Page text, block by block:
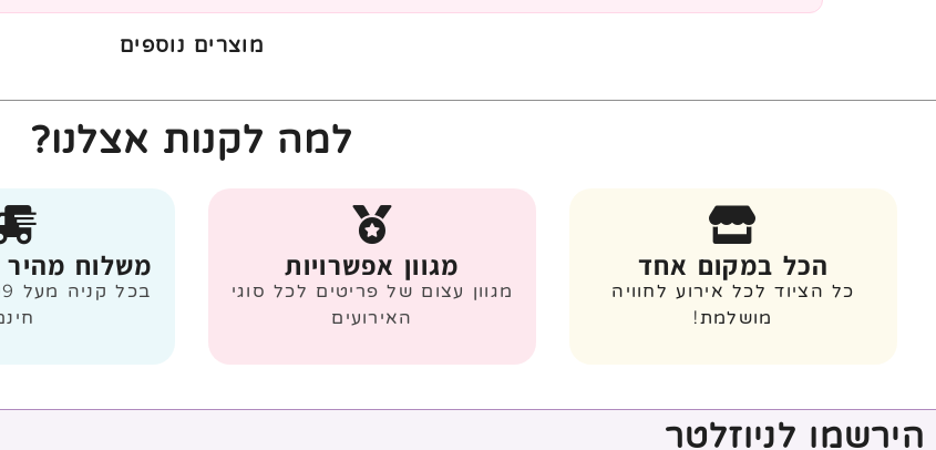
מוצרים נוספים
למה לקנות אצלנו?
הכל במקום אחד
כל הציוד לכל אירוע לחוויה
מושלמת!
מגוון אפשרויות
מגוון עצום של פריטים לכל סוגי
האירועים
משלוח
הירשמו לניוזלטר